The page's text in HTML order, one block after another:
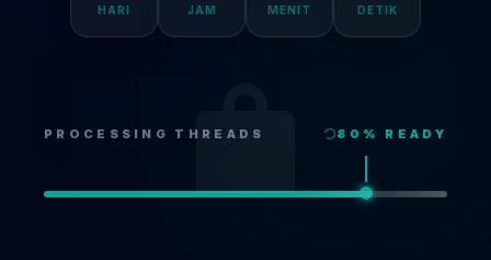
HARI JAM MENIT DETIK
PROCESSING THREADS 80 % READY